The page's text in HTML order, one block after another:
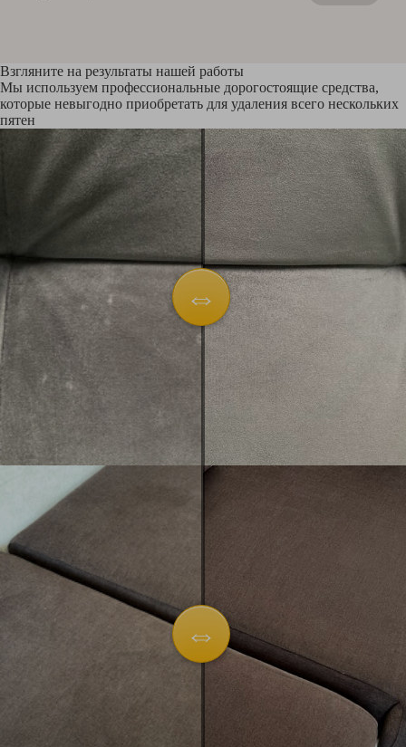
Взгляните на результаты нашей работы
Мы используем профессиональные дорогостоящие средства,
которые невыгодно приобретать для удаления всего нескольких
пятен